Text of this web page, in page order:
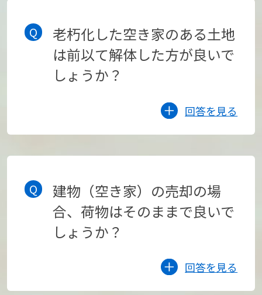
老朽化した空き家のある土地
は前以て解体した方が良いで
しょうか？
回答を見る
建物（空き家）の売却の場
合、荷物はそのままで良いで
しょうか？
回答を見る